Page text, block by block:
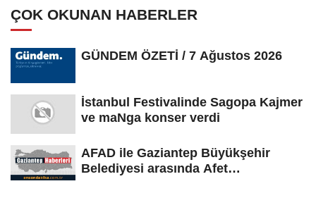
ÇOK OKUNAN HABERLER
GÜNDEM ÖZETİ / 7 Ağustos 2026
İstanbul Festivalinde Sagopa Kajmer
ve maNga konser verdi
AFAD ile Gaziantep Büyükşehir
Belediyesi arasında Afet